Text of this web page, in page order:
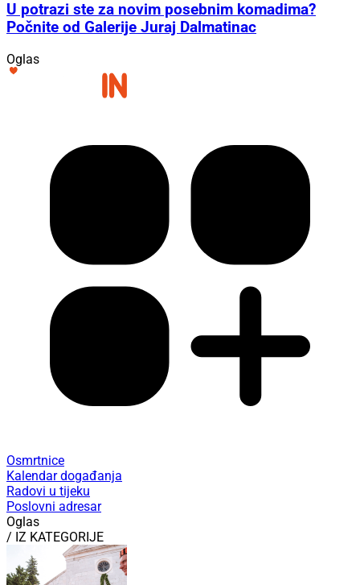
U potrazi ste za novim posebnim komadima?
Počnite od Galerije Juraj Dalmatinac
Oglas
Osmrtnice
Kalendar događanja
Radovi u tijeku
Poslovni adresar
Oglas
/ IZ KATEGORIJE